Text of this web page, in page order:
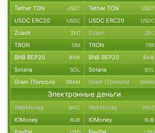
Tether TON USDT Tether TON USDT
USDC ERC20 USDC USDC ERC20 USDC
Zcash ZEC Zcash ZEC
TRON TRX TRON TRX
BNB BEP20 BNB BNB BEP20 BNB
Solana SOL Solana SOL
Gram (Toncoin) GRAM Gram (Toncoin) GRAM
Электронные деньги
WebMoney WMZ WebMoney WMZ
ЮMoney RUB ЮMoney RUB